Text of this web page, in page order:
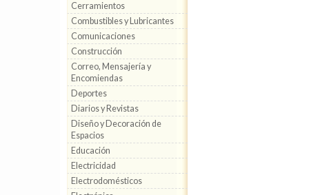
Cerramientos
Combustibles y Lubricantes
Comunicaciones
Construcción
Correo, Mensajería y
Encomiendas
Deportes
Diarios y Revistas
Diseño y Decoración de
Espacios
Educación
Electricidad
Electrodomésticos